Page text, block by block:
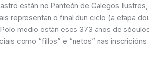
están no Panteón de Galegos
representan o final dun ciclo (a etapa
medio están eses 373 anos de
como “fillos” e “netos” nas